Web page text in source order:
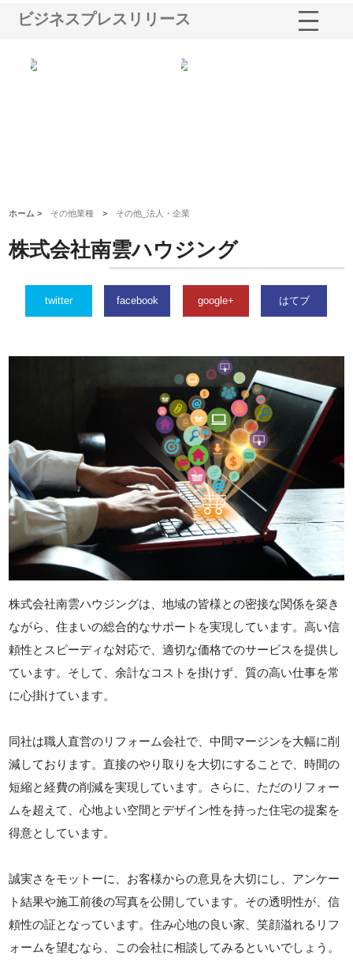
ビジネスプレスリリース
ホーム > その他業種 > その他_法人・企業
株式会社南雲ハウジング
twitter facebook google+ はてブ
株式会社南雲ハウジングは、地域の皆様との密接な関係を築き
ながら、住まいの総合的なサポートを実現しています。高い信
頼性とスピーディな対応で、適切な価格でのサービスを提供し
ています。そして、余計なコストを掛けず、質の高い仕事を常
に心掛けています。
同社は職人直営のリフォーム会社で、中間マージンを大幅に削
減しております。直接のやり取りを大切にすることで、時間の
短縮と経費の削減を実現しています。さらに、ただのリフォー
ムを超えて、心地よい空間とデザイン性を持った住宅の提案を
得意としています。
誠実さをモットーに、お客様からの意見を大切にし、アンケー
ト結果や施工前後の写真を公開しています。その透明性が、信
頼性の証となっています。住み心地の良い家、笑顔溢れるリフ
ォームを望むなら、この会社に相談してみるといいでしょう。